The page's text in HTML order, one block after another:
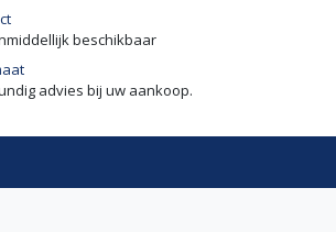
beschikbaar
advies bij uw aankoop.